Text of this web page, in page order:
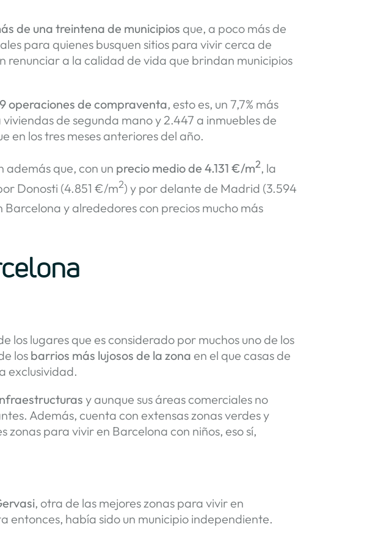
de una treintena de municipios que, a poco más de
para quienes busquen sitios para vivir cerca de
renunciar a la calidad de vida que brindan municipios
operaciones de compraventa, esto es, un 7,7% más
de segunda mano y 2.447 a inmuebles de
en los tres meses anteriores del año.
además que, con un precio medio de 4.131 €/m2, la
Donosti (4.851 €/m2) y por delante de Madrid (3.594
Barcelona y alrededores con precios mucho más
los lugares que es considerado por muchos uno de los
los barrios más lujosos de la zona en el que casas de
exclusividad.
y aunque sus áreas comerciales no
Además, cuenta con extensas zonas verdes y
para vivir en Barcelona con niños, eso sí,
, otra de las mejores zonas para vivir en
entonces, había sido un municipio independiente.